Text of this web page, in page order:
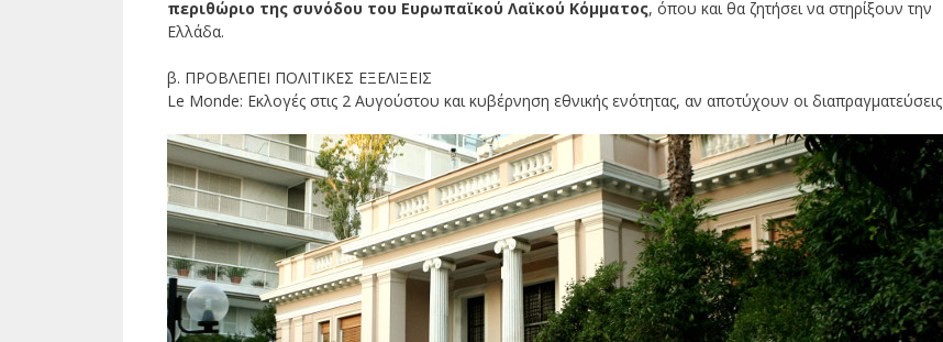
περιθώριο της συνόδου του Ευρωπαϊκού Λαϊκού Κόμματος, όπου και θα ζητήσει να στηρίξουν την
Ελλάδα.
β. ΠΡΟΒΛΕΠΕΙ ΠΟΛΙΤΙΚΕΣ ΕΞΕΛΙΞΕΙΣ
Le Monde: Εκλογές στις 2 Αυγούστου και κυβέρνηση εθνικής ενότητας, αν αποτύχουν οι διαπραγματεύσεις